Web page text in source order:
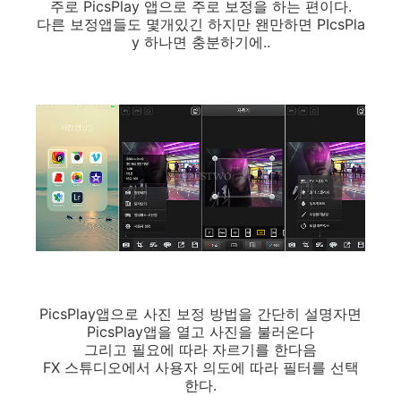
주로 PicsPlay 앱으로 주로 보정을 하는 편이다.
다른 보정앱들도 몇개있긴 하지만 왠만하면 PIcsPla
y 하나면 충분하기에..
PicsPlay앱으로 사진 보정 방법을 간단히 설명자면
PicsPlay앱을 열고 사진을 불러온다
그리고 필요에 따라 자르기를 한다음
FX 스튜디오에서 사용자 의도에 따라 필터를 선택
한다.